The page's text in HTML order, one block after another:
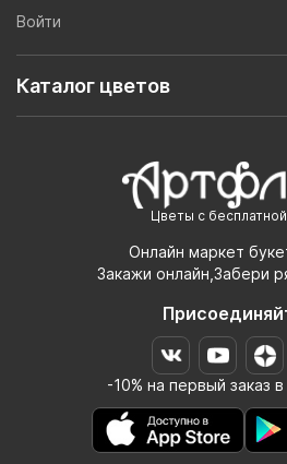
Цветы с
Онлайн маркет
Закажи онлайн,Забери
-10% на первый заказ
Войти
Каталог цветов